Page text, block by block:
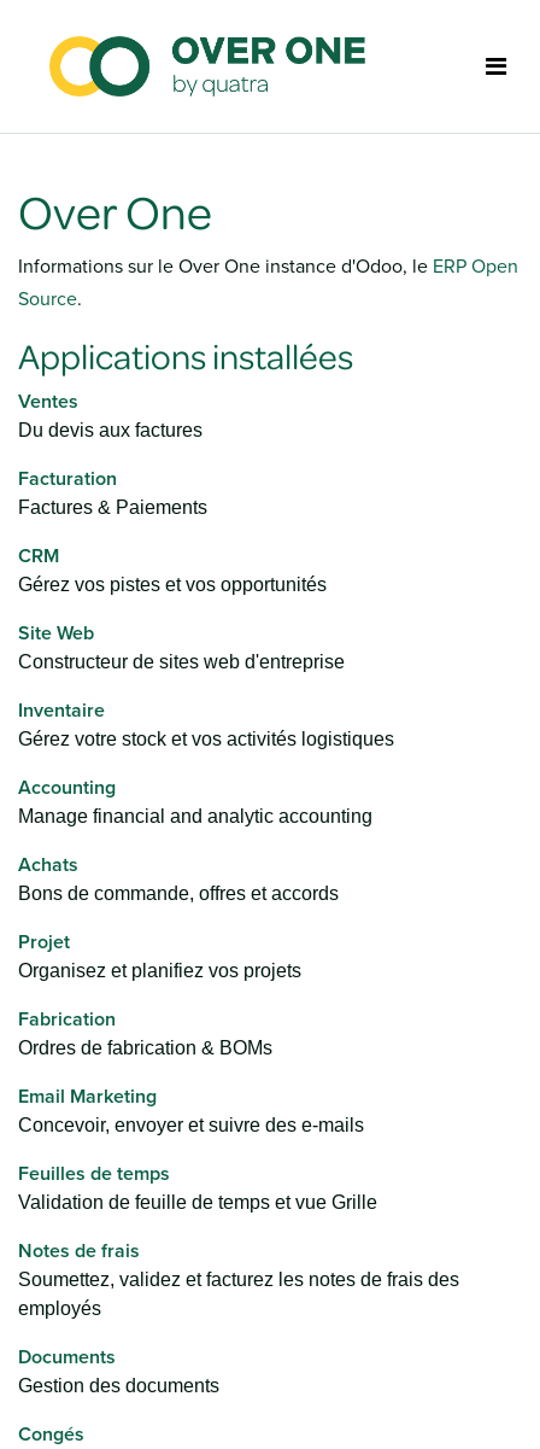
Over One
Informations sur le Over One instance d'Odoo, le ERP Open
Source.
Applications installées
Ventes
Du devis aux factures
Facturation
Factures & Paiements
CRM
Gérez vos pistes et vos opportunités
Site Web
Constructeur de sites web d'entreprise
Inventaire
Gérez votre stock et vos activités logistiques
Accounting
Manage financial and analytic accounting
Achats
Bons de commande, offres et accords
Projet
Organisez et planifiez vos projets
Fabrication
Ordres de fabrication & BOMs
Email Marketing
Concevoir, envoyer et suivre des e-mails
Feuilles de temps
Validation de feuille de temps et vue Grille
Notes de frais
Soumettez, validez et facturez les notes de frais des
employés
Documents
Gestion des documents
Congés